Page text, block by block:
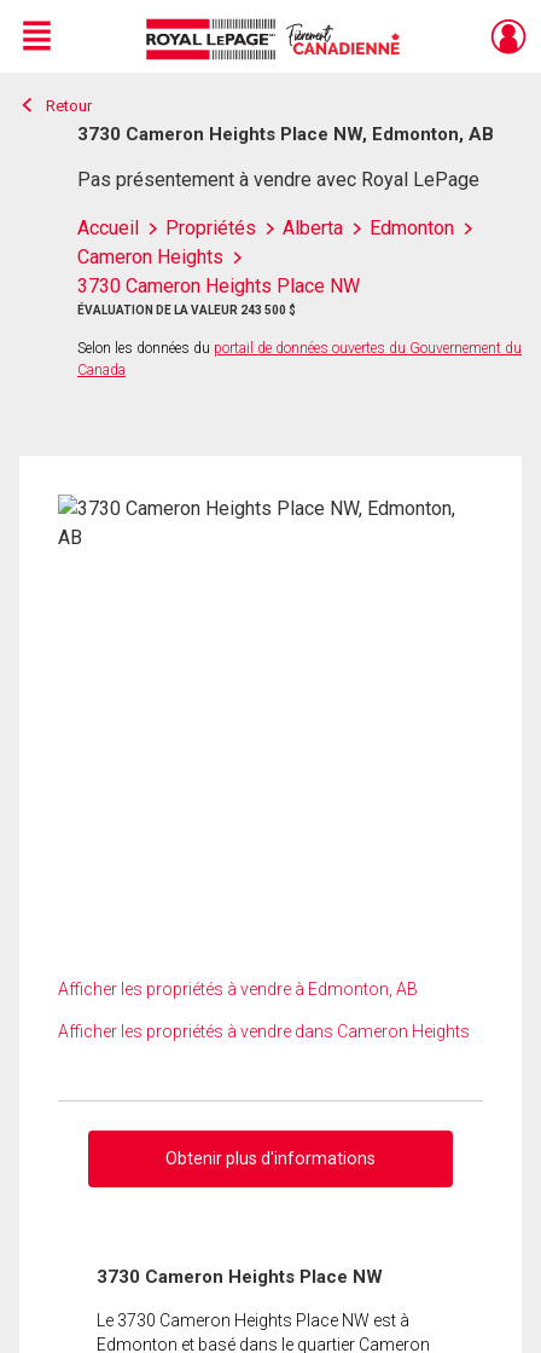
Live
En Direct
Menu
Retour
3730 Cameron Heights Place NW, Edmonton, AB
Pas présentement à vendre avec Royal LePage
Accueil Propriétés Alberta
Edmonton
Cameron Heights
3730 Cameron Heights Place NW
ÉVALUATION DE LA VALEUR 243 500 $
Selon les données du portail de données ouvertes du Gouvernement du
Canada
Afficher les propriétés à vendre à Edmonton, AB
Afficher les propriétés à vendre dans Cameron Heights
Obtenir plus d'informations
3730 Cameron Heights Place NW
Le 3730 Cameron Heights Place NW est à
Edmonton et basé dans le quartier Cameron